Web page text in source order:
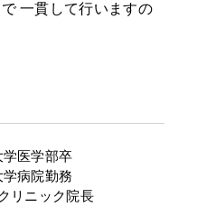
一貫して行いますの
医学部卒
病院勤務
リニック院長